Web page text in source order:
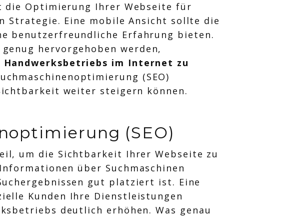
Optimierung Ihrer Webseite für
Strategie. Eine mobile Ansicht sollte die
benutzerfreundliche Erfahrung bieten.
hervorgehoben werden,
im Internet zu
(SEO)
weiter steigern können.
(SEO)
um die Sichtbarkeit Ihrer Webseite zu
über Suchmaschinen
gut platziert ist. Eine
Kunden Ihre Dienstleistungen
deutlich erhöhen. Was genau